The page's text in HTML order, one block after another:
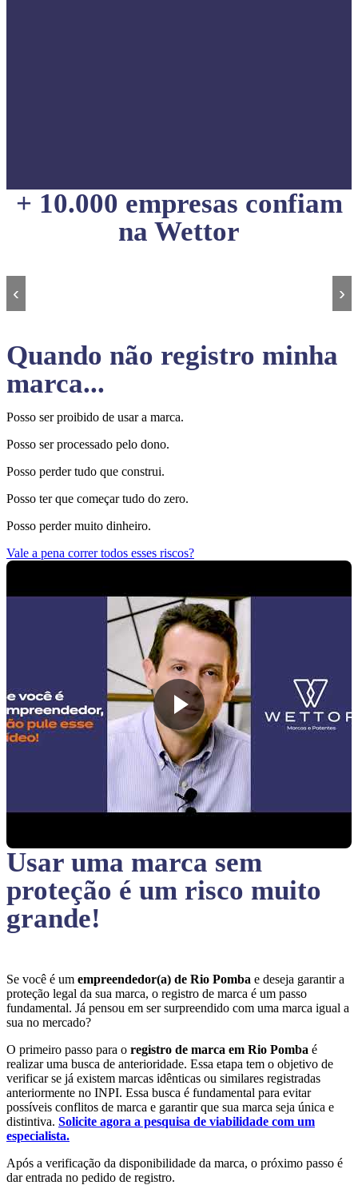
+ 10.000 empresas confiam
na Wettor
‹ ›
Quando não registro minha
marca...
Posso ser proibido de usar a marca.
Posso ser processado pelo dono.
Posso perder tudo que construi.
Posso ter que começar tudo do zero.
Posso perder muito dinheiro.
Vale a pena correr todos esses riscos?
Usar uma marca sem
proteção é um risco muito
grande!
Se você é um empreendedor(a) de Rio Pomba e deseja garantir a
proteção legal da sua marca, o registro de marca é um passo
fundamental. Já pensou em ser surpreendido com uma marca igual a
sua no mercado?
O primeiro passo para o registro de marca em Rio Pomba é
realizar uma busca de anterioridade. Essa etapa tem o objetivo de
verificar se já existem marcas idênticas ou similares registradas
anteriormente no INPI. Essa busca é fundamental para evitar
possíveis conflitos de marca e garantir que sua marca seja única e
distintiva. Solicite agora a pesquisa de viabilidade com um
especialista.
Após a verificação da disponibilidade da marca, o próximo passo é
dar entrada no pedido de registro.